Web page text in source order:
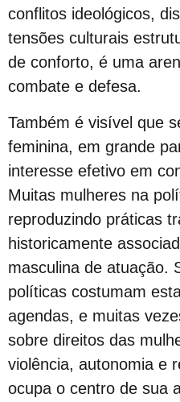
conflitos ideológicos,
tensões culturais
de conforto, é uma
combate e defesa.
Também é visível que
feminina, em grande
interesse efetivo em
Muitas mulheres na
reproduzindo práticas
historicamente
masculina de atuação.
políticas costumam
agendas, e muitas
sobre direitos das
violência, autonomia e
ocupa o centro de sua